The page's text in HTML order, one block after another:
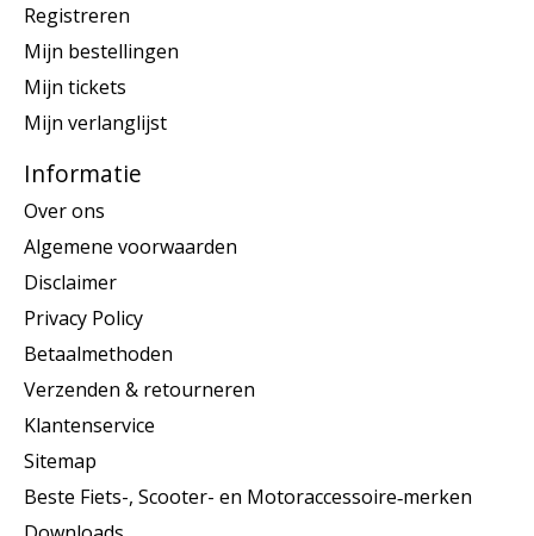
Registreren
Mijn bestellingen
Mijn tickets
Mijn verlanglijst
Informatie
Over ons
Algemene voorwaarden
Disclaimer
Privacy Policy
Betaalmethoden
Verzenden & retourneren
Klantenservice
Sitemap
Beste Fiets-, Scooter- en Motoraccessoire‑merken